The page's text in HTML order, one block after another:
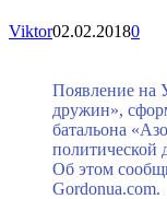
Viktor02.02.20180
Появление на
дружин»,
батальона
политической
Об этом
Gordonua.com.